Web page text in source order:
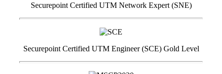
Securepoint Certified UTM Network Expert (SNE)
Securepoint Certified UTM Engineer (SCE) Gold Level